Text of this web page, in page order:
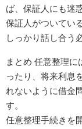
ば、保証人にも迷
保証人がついてい
しっかり話し合う
まとめ 任意整理
ったり、将来利息
れないように借金
す。
任意整理手続きを